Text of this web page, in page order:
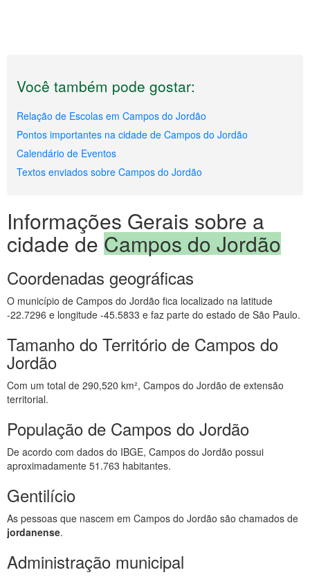
Você também pode gostar:
Relação de Escolas em Campos do Jordão
Pontos importantes na cidade de Campos do Jordão
Calendário de Eventos
Textos enviados sobre Campos do Jordão
Informações Gerais sobre a
cidade de Campos do Jordão
Coordenadas geográficas
O município de Campos do Jordão fica localizado na latitude
-22.7296 e longitude -45.5833 e faz parte do estado de São Paulo.
Tamanho do Território de Campos do
Jordão
Com um total de 290,520 km², Campos do Jordão de extensão
territorial.
População de Campos do Jordão
De acordo com dados do IBGE, Campos do Jordão possui
aproximadamente 51.763 habitantes.
Gentilício
As pessoas que nascem em Campos do Jordão são chamados de
jordanense.
Administração municipal